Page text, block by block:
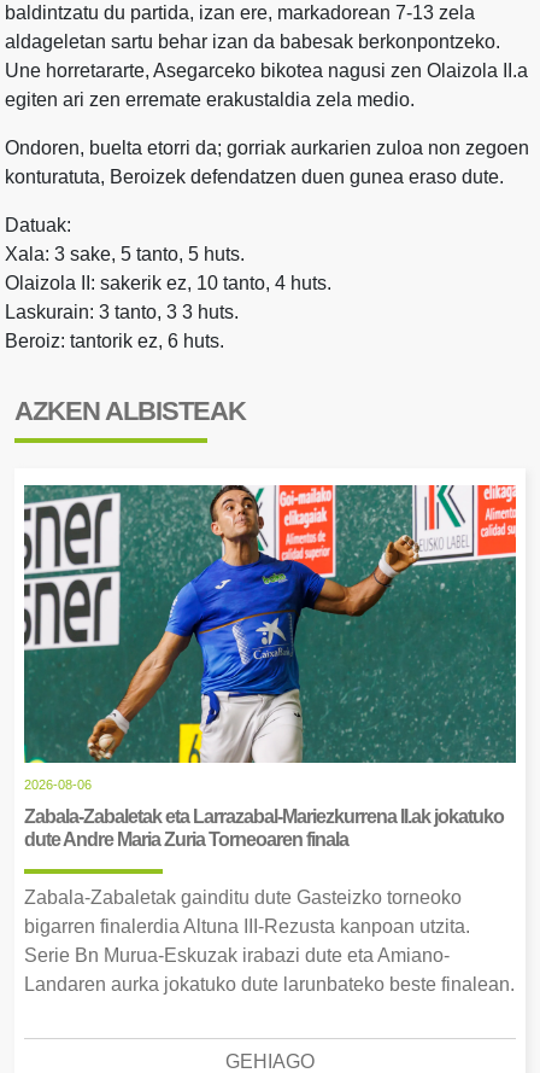
baldintzatu du partida, izan ere, markadorean 7-13 zela
aldageletan sartu behar izan da babesak berkonpontzeko.
Une horretararte, Asegarceko bikotea nagusi zen Olaizola II.a
egiten ari zen erremate erakustaldia zela medio.
Ondoren, buelta etorri da; gorriak aurkarien zuloa non zegoen
konturatuta, Beroizek defendatzen duen gunea eraso dute.
Datuak:
Xala: 3 sake, 5 tanto, 5 huts.
Olaizola II: sakerik ez, 10 tanto, 4 huts.
Laskurain: 3 tanto, 3 3 huts.
Beroiz: tantorik ez, 6 huts.
AZKEN ALBISTEAK
2026-08-06
Zabala-Zabaletak eta Larrazabal-Mariezkurrena II.ak jokatuko
dute Andre Maria Zuria Torneoaren finala
Zabala-Zabaletak gainditu dute Gasteizko torneoko
bigarren finalerdia Altuna III-Rezusta kanpoan utzita.
Serie Bn Murua-Eskuzak irabazi dute eta Amiano-
Landaren aurka jokatuko dute larunbateko beste finalean.
GEHIAGO